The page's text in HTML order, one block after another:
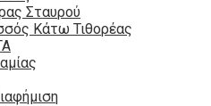
Σταυρού
Κάτω Τιθορέας